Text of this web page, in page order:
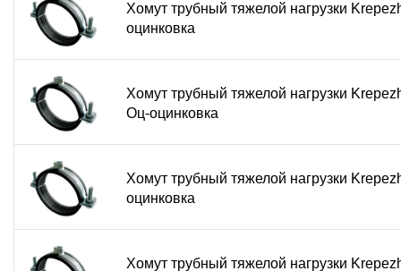
Хомут трубный тяжелой нагрузки
оцинковка
Хомут трубный тяжелой нагрузки
Оц-оцинковка
Хомут трубный тяжелой нагрузки
оцинковка
Хомут трубный тяжелой нагрузки